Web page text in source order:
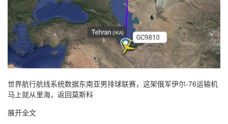
世界航行航线系统数据东南亚男排球联赛，这架俄军伊尔-76运输机
马上就从里海，返回莫斯科
展开全文